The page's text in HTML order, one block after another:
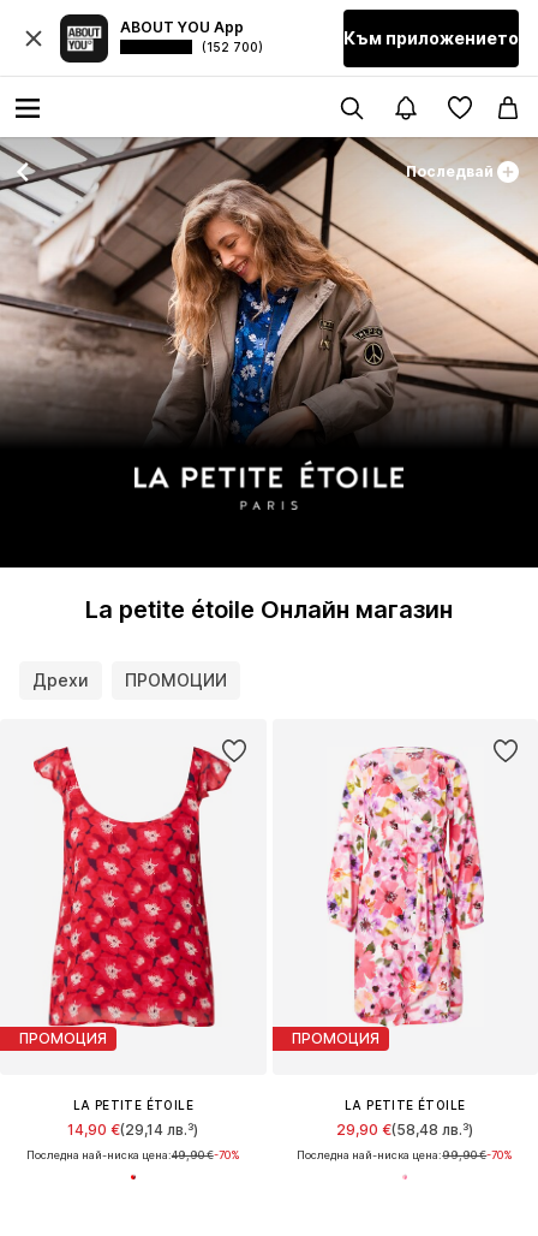
ABOUT YOU App
(152 700) Към приложението
Последвай
La petite étoile Онлайн магазин
Дрехи ПРОМОЦИИ
ПРОМОЦИЯ
LA PETITE ÉTOILE
14,90 €(29,14 лв.³)
Последна най-ниска цена:49,90 €-70%
ПРОМОЦИЯ
LA PETITE ÉTOILE
29,90 €(58,48 лв.³)
Последна най-ниска цена:99,90 €-70%